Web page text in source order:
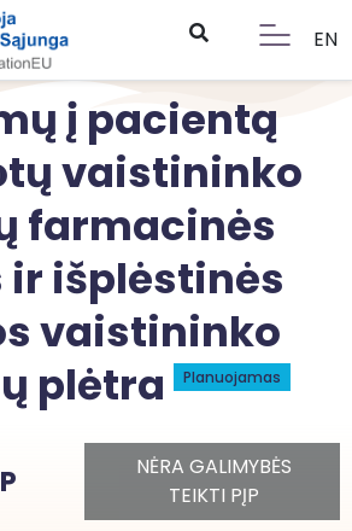
EN
į pacientą
vaistininko
farmacinės
išplėstinės
vaistininko
plėtra
Planuojamas
NĖRA GALIMYBĖS
TEIKTI PĮP